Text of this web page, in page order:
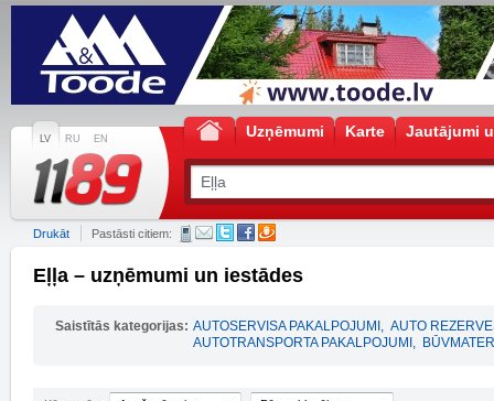
LV RU EN Uzņēmumi Karte Jautājumi
Drukāt Pastāsti citiem:
Eļļa – uzņēmumi un iestādes
Saistītās kategorijas: AUTOSERVISA PAKALPOJUMI , AUTO
AUTOTRANSPORTA PAKALPOJUMI ,